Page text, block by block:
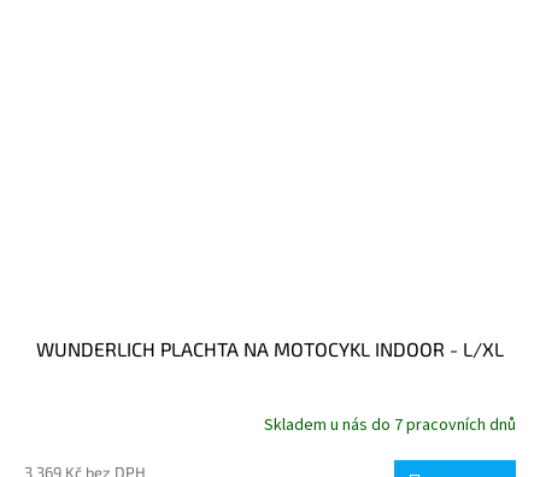
WUNDERLICH PLACHTA NA MOTOCYKL INDOOR - L/XL
Skladem u nás do 7 pracovních dnů
3 369 Kč bez DPH